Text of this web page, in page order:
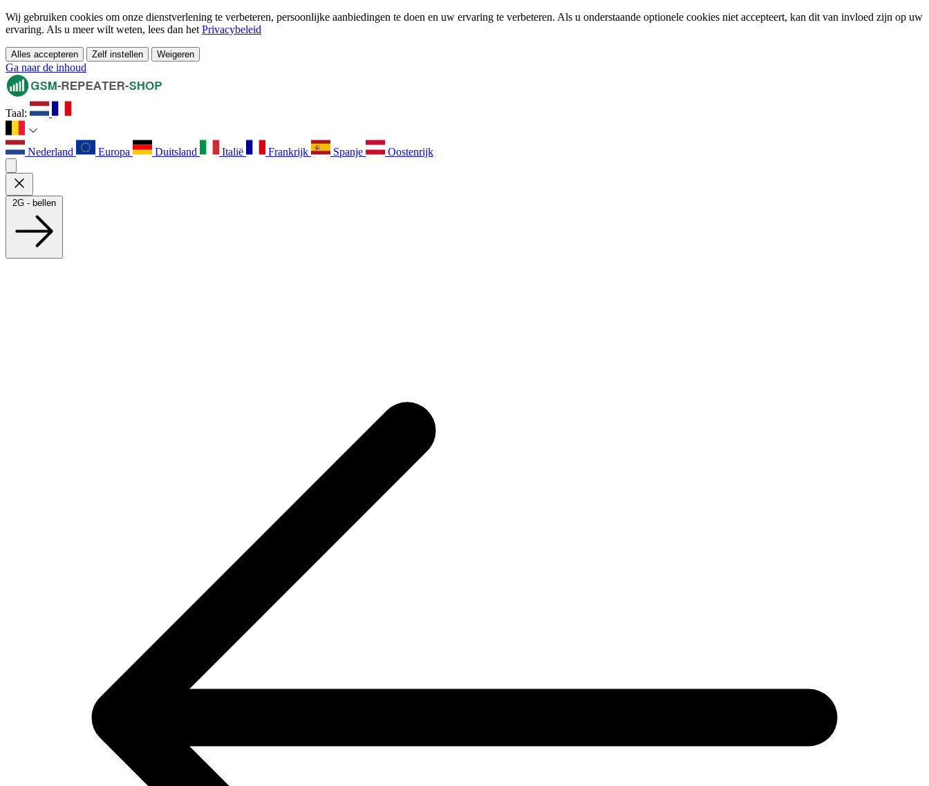
Wij gebruiken cookies om onze dienstverlening te verbeteren, persoonlijke aanbiedingen te doen en uw ervaring te verbeteren. Als u onderstaande optionele cookies niet accepteert, kan dit van invloed zijn op uw
ervaring. Als u meer wilt weten, lees dan het Privacybeleid
Alles accepteren Zelf instellen Weigeren
Ga naar de inhoud
Taal:
Nederland Europa Duitsland Italië Frankrijk Spanje Oostenrijk
2G - bellen